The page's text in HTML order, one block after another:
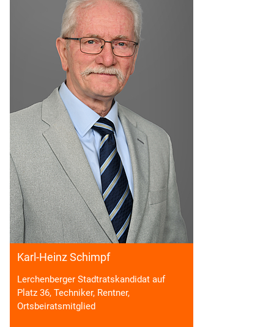
Karl-Heinz Schimpf
Lerchenberger Stadtratskandidat auf
Platz 36, Techniker, Rentner,
Ortsbeiratsmitglied